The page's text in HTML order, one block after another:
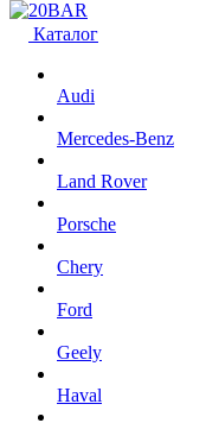
Каталог
Audi
Mercedes-Benz
Land Rover
Porsche
Chery
Ford
Geely
Haval